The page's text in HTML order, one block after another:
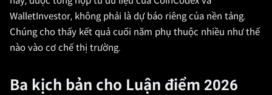
WalletInvestor, không phải là dự báo riêng của nền tảng.
Chúng cho thấy kết quả cuối năm phụ thuộc nhiều như thế
nào vào cơ chế thị trường.
Ba kịch bản cho Luận điểm 2026